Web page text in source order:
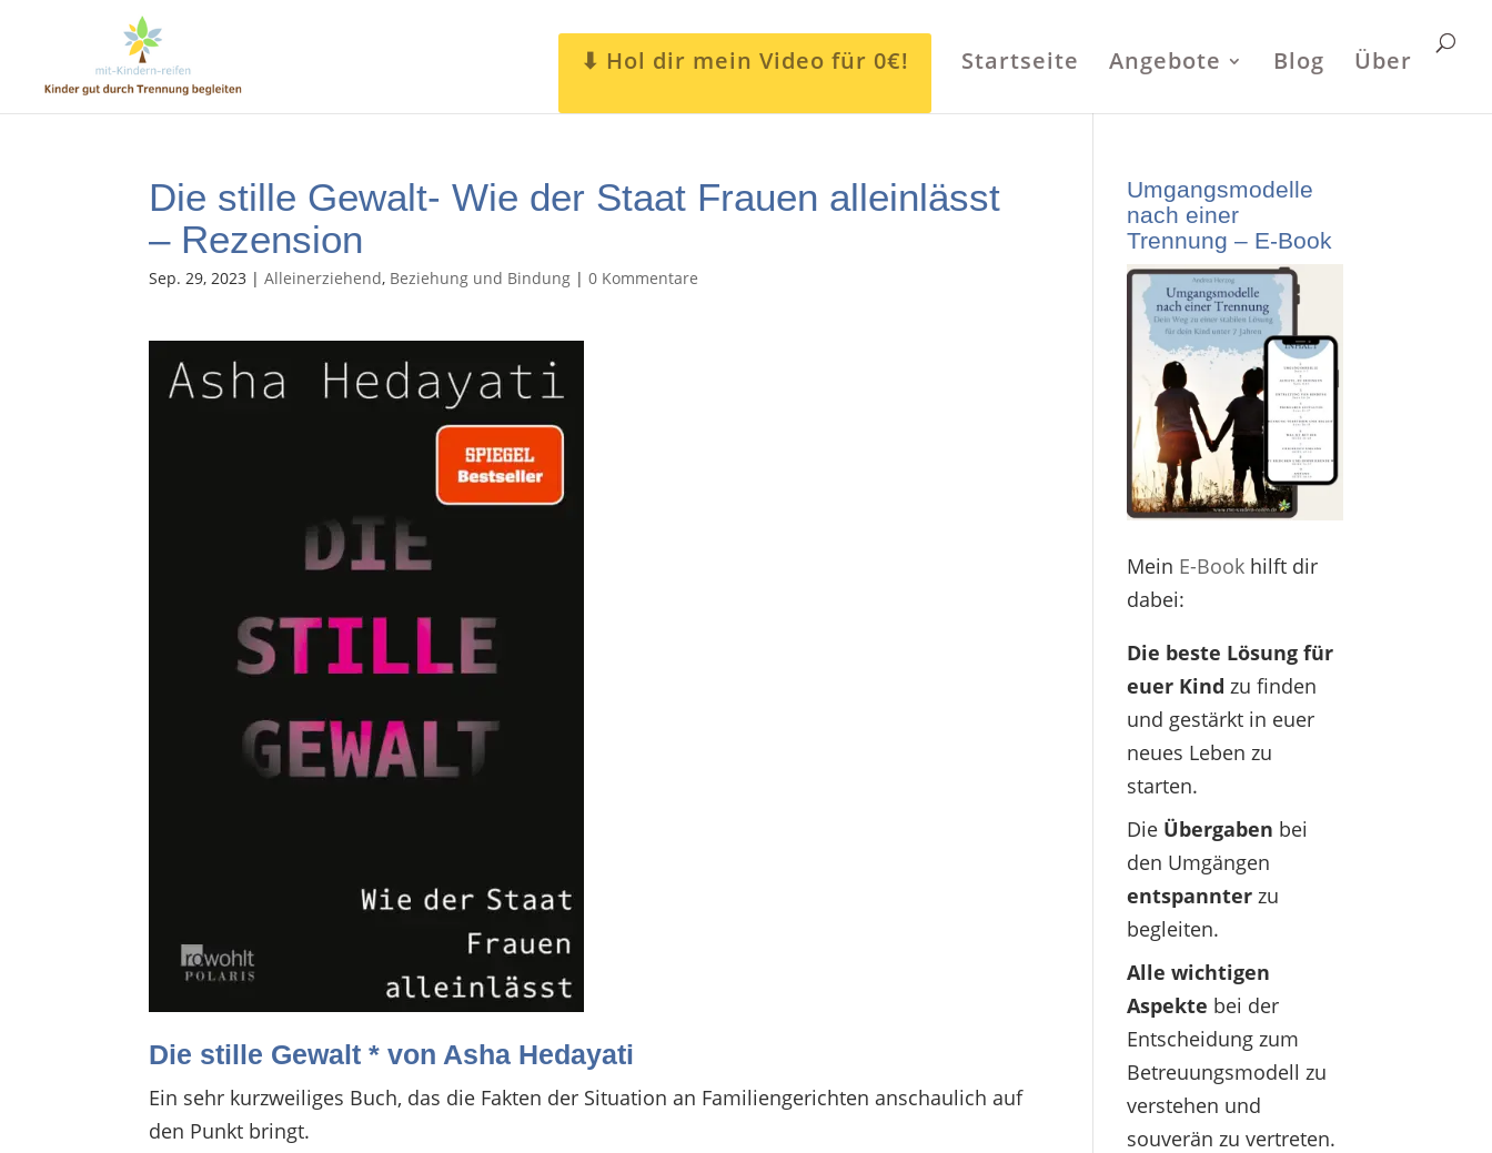
Hol dir mein Video für 0€! Startseite Angebote Blog Über
Die stille Gewalt- Wie der Staat Frauen alleinlässt
– Rezension
Sep. 29, 2023 |Alleinerziehend, Beziehung und Bindung |0 Kommentare
Die stille Gewalt * von Asha Hedayati
Ein sehr kurzweiliges Buch, das die Fakten der Situation an Familiengerichten anschaulich auf
den Punkt bringt.
Umgangsmodelle
nach einer
Trennung – E-Book
Mein E-Book hilft dir
dabei:
Die beste Lösung für
euer Kind zu finden
und gestärkt in euer
neues Leben zu
starten.
Die Übergaben bei
den Umgängen
entspannter zu
begleiten.
Alle wichtigen
Aspekte bei der
Entscheidung zum
Betreuungsmodell zu
verstehen und
souverän zu vertreten.